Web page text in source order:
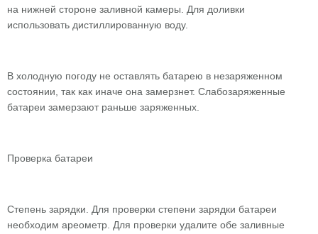
на нижней стороне заливной камеры. Для доливки
использовать дистиллированную воду.
В холодную погоду не оставлять батарею в незаряженном
состоянии, так как иначе она замерзнет. Слабозаряженные
батареи замерзают раньше заряженных.
Проверка батареи
Степень зарядки. Для проверки степени зарядки батареи
необходим ареометр. Для проверки удалите обе заливные